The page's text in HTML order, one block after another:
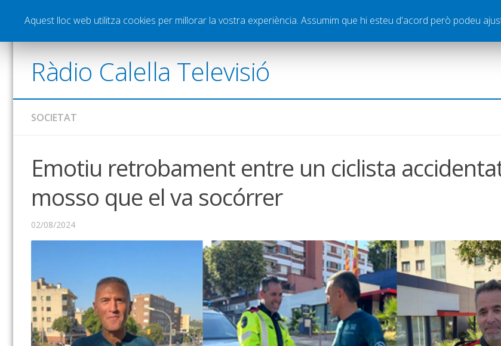
Notícies Esports Pòdcasts Vídeos Graella Publicitat Contacte
Ràdio Calella Televisió
SOCIETAT
Emotiu retrobament entre un ciclista
mosso que el va socórrer
02/08/2024
Aquest lloc web utilitza cookies per millorar la vostra experiència. Assumim que hi esteu d'acord però podeu